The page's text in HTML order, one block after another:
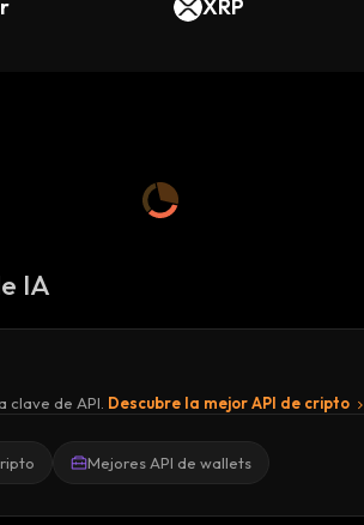
XRP
IA
clave de API. Descubre la mejor API de cripto
Mejores API de wallets